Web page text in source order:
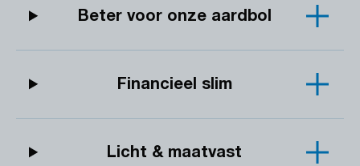
Beter voor onze aardbol
Financieel slim
Licht & maatvast